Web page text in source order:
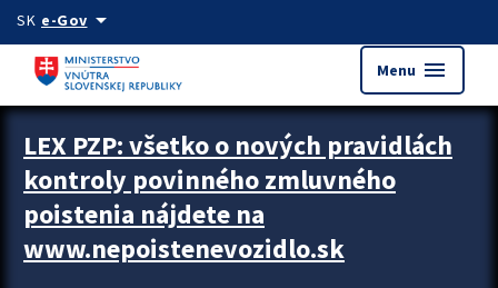
Preskocit na hlavný obsah
SK e-Govarrow_drop_down
Menu menu
Zastavit automatický posun upútavok
LEX PZP: všetko o nových pravidlách
kontroly povinného zmluvného
poistenia nájdete na
www.nepoistenevozidlo.sk